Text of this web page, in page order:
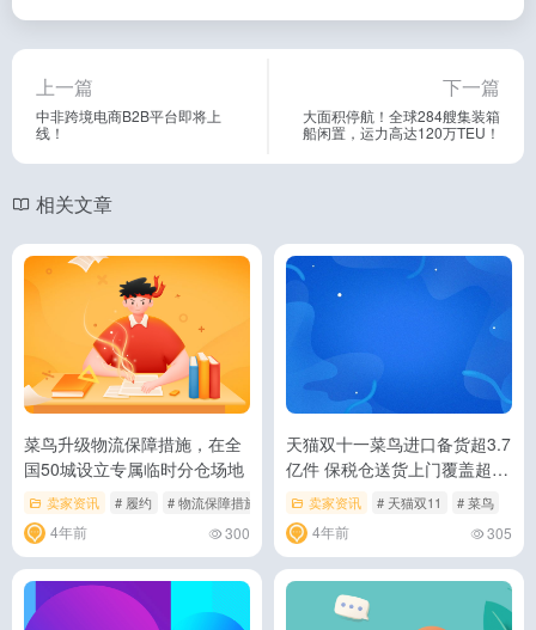
上一篇
中非跨境电商B2B平台即将上
线！
下一篇
大面积停航！全球284艘集装箱
船闲置，运力高达120万TEU！
相关文章
菜鸟升级物流保障措施，在全
国50城设立专属临时分仓场地
卖家资讯 # 履约 # 物流保障措施 # 物流配送
4年前 300
天猫双十一菜鸟进口备货超3.7
亿件 保税仓送货上门覆盖超过
250城
卖家资讯 # 天猫双11 # 菜鸟
4年前 305